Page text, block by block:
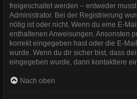
freigeschaltet werden – entweder
Administrator. Bei der Registrierung
nötig ist oder nicht. Wenn du eine E-
enthaltenen Anweisungen. Ansonsten
korrekt eingegeben hast oder die E-
wurde. Wenn du dir sicher bist, dass
eingegeben wurde, dann kontaktiere
Nach oben